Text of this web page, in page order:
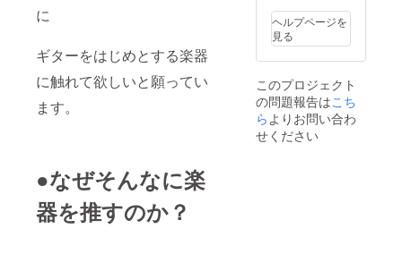
に
ギターをはじめとする楽器
に触れて欲しいと願ってい
ます。
●なぜそんなに楽
器を推すのか？
ヘルプページを
見る
このプロジェクト
の問題報告はこち
らよりお問い合わ
せください